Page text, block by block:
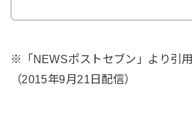
※「NEWSポストセブン」より引用
（2015年9月21日配信）